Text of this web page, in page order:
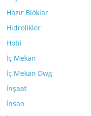
Hazır Bloklar
Hidrolikler
Hobi
İç Mekan
İç Mekan Dwg
İnşaat
İnsan